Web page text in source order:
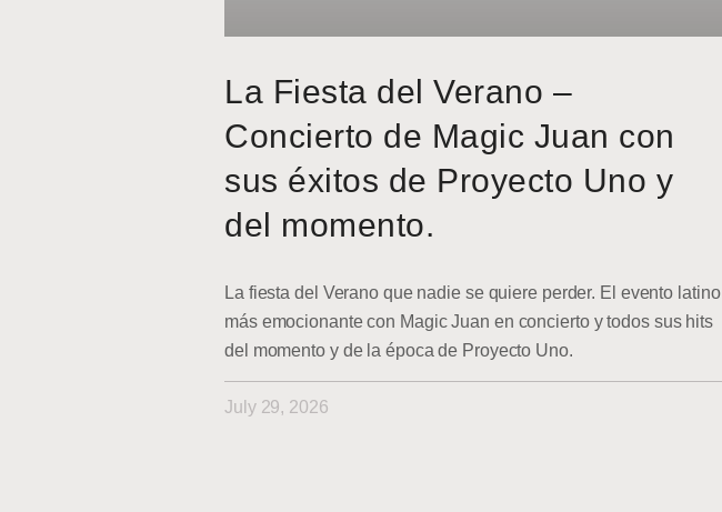
La Fiesta del Verano –
Concierto de Magic Juan con
sus éxitos de Proyecto Uno y
del momento.
La fiesta del Verano que nadie se quiere perder. El evento latino
más emocionante con Magic Juan en concierto y todos sus hits
del momento y de la época de Proyecto Uno.
July 29, 2026